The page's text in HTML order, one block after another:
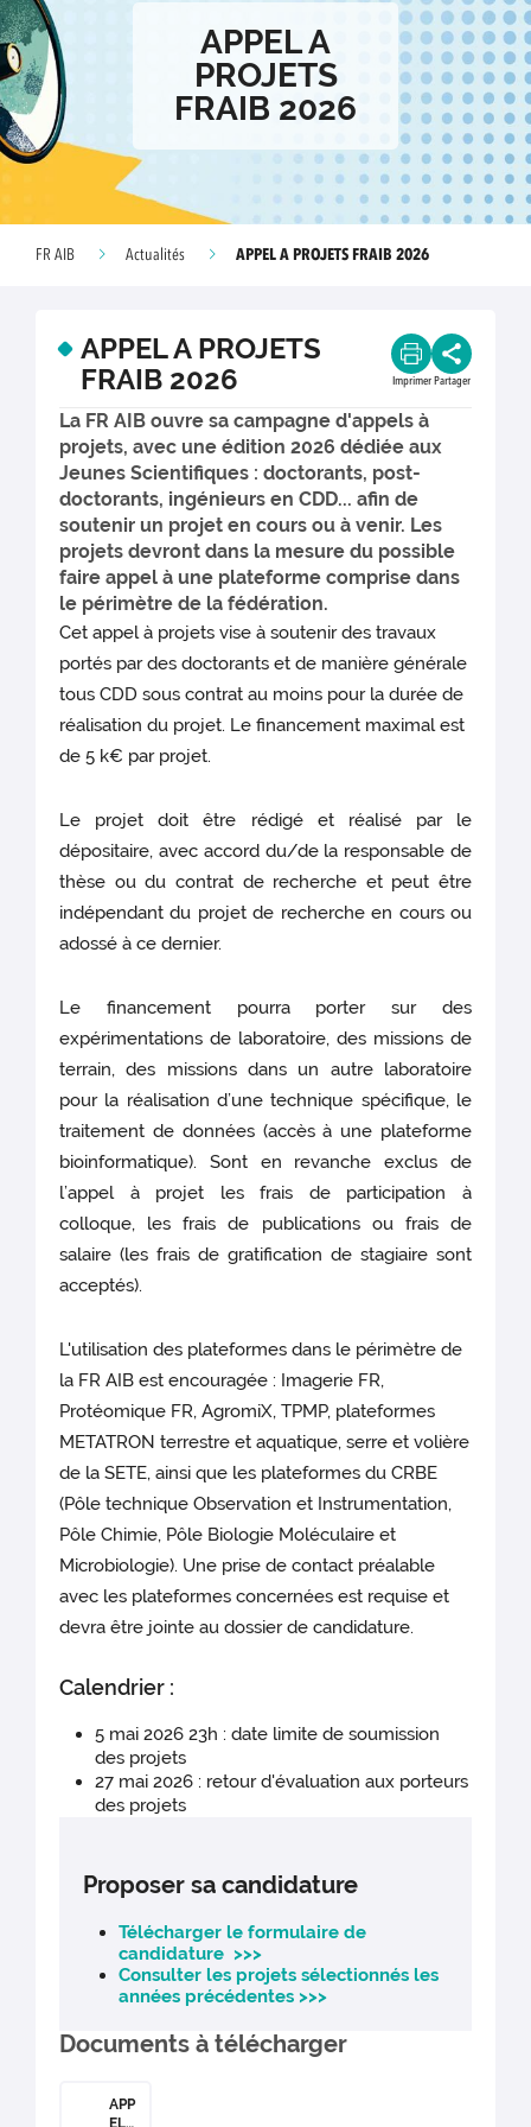
APPEL A
PROJETS
FRAIB 2026
FR AIB Actualités APPEL A PROJETS FRAIB 2026
APPEL A PROJETS
FRAIB 2026
Imprimer Partager
La FR AIB ouvre sa campagne d'appels à
projets, avec une édition 2026 dédiée aux
Jeunes Scientifiques : doctorants, post-
doctorants, ingénieurs en CDD... afin de
soutenir un projet en cours ou à venir. Les
projets devront dans la mesure du possible
faire appel à une plateforme comprise dans
le périmètre de la fédération.
Cet appel à projets vise à soutenir des travaux
portés par des doctorants et de manière générale
tous CDD sous contrat au moins pour la durée de
réalisation du projet. Le financement maximal est
de 5 k€ par projet.
Le projet doit être rédigé et réalisé par le
dépositaire, avec accord du/de la responsable de
thèse ou du contrat de recherche et peut être
indépendant du projet de recherche en cours ou
adossé à ce dernier.
Le financement pourra porter sur des
expérimentations de laboratoire, des missions de
terrain, des missions dans un autre laboratoire
pour la réalisation d’une technique spécifique, le
traitement de données (accès à une plateforme
bioinformatique). Sont en revanche exclus de
l’appel à projet les frais de participation à
colloque, les frais de publications ou frais de
salaire (les frais de gratification de stagiaire sont
acceptés).
L'utilisation des plateformes dans le périmètre de
la FR AIB est encouragée : Imagerie FR,
Protéomique FR, AgromiX, TPMP, plateformes
METATRON terrestre et aquatique, serre et volière
de la SETE, ainsi que les plateformes du CRBE
(Pôle technique Observation et Instrumentation,
Pôle Chimie, Pôle Biologie Moléculaire et
Microbiologie). Une prise de contact préalable
avec les plateformes concernées est requise et
devra être jointe au dossier de candidature.
Calendrier :
5 mai 2026 23h : date limite de soumission
des projets
27 mai 2026 : retour d'évaluation aux porteurs
des projets
Proposer sa candidature
Télécharger le formulaire de
candidature >>>
Consulter les projets sélectionnés les
années précédentes >>>
Documents à télécharger
APP
EL